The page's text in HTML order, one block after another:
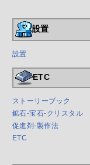
設置
設置
ETC
ストーリーブック
鉱石-宝石-クリスタル
促進剤-製作法
ETC